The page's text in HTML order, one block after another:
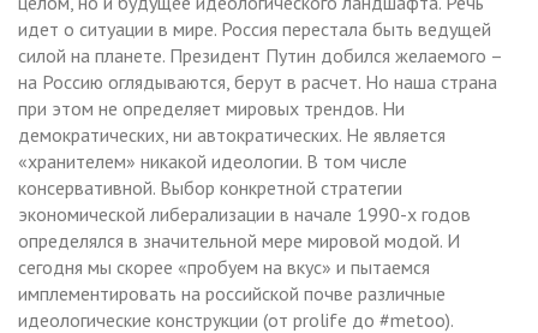
идет о ситуации в мире. Россия перестала быть ведущей
силой на планете. Президент Путин добился желаемого –
на Россию оглядываются, берут в расчет. Но наша страна
при этом не определяет мировых трендов. Ни
демократических, ни автократических. Не является
«хранителем» никакой идеологии. В том числе
консервативной. Выбор конкретной стратегии
экономической либерализации в начале 1990-х годов
определялся в значительной мере мировой модой. И
сегодня мы скорее «пробуем на вкус» и пытаемся
имплементировать на российской почве различные
идеологические конструкции (от prolife до #metoo).